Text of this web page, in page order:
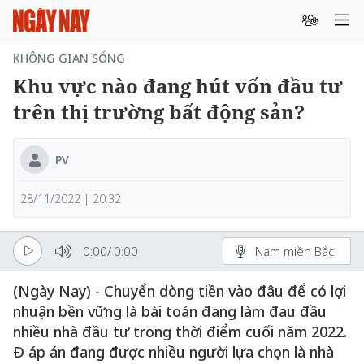
KHÔNG GIAN SỐNG
Khu vực nào đang hút vốn đầu tư
trên thị trường bất động sản?
PV
28/11/2022 | 20:32
0:00/ 0:00 Nam miền Bắc
(Ngày Nay) - Chuyển dòng tiền vào đâu để có lợi
nhuận bền vững là bài toán đang làm đau đầu
nhiều nhà đầu tư trong thời điểm cuối năm 2022.
Đ áp án đang được nhiều người lựa chọn là nhà